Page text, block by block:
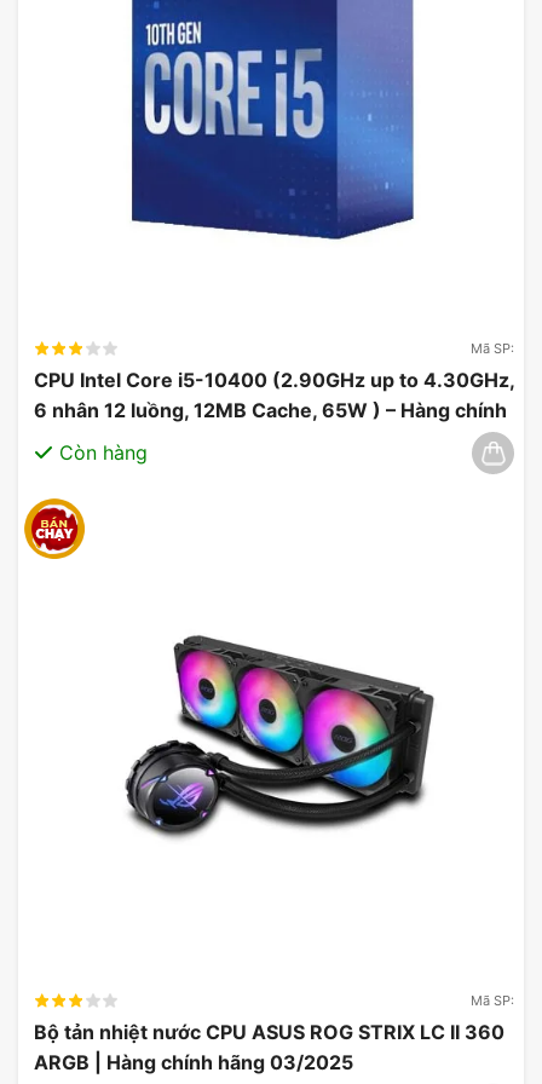
Hệ số nhân hiệu suất, được hỗ
trợ bởi AI
DLSS là một bước đột phá mang tính cách mạng
trong đồ họa hỗ trợ AI giúp tăng hiệu suất một
cách đáng kể. Được hỗ trợ bởi Lõi Tensor thế hệ
thứ tư và Bộ tăng tốc luồng quang học trên GPU
DLSS là một bước đột phá mang tính cách mạng
trong đồ họa AI giúp nâng cao hiệu suất. Được hỗ
trợ bởi Lõi Tensor thế hệ thứ tư và Bộ tăng tốc
luồng quang học trên GPU dòng GeForce RTX 40,
DLSS 3 sử dụng AI để tạo thêm khung hình và cải
chúng có kích thước nhỏ gọn được thiết kế có chủ
đích để hỗ trợ xây dựng PC SFF hiệu suất cao
Mã SP:
CPU Intel Core i5-10400 (2.90GHz up to 4.30GHz,
6 nhân 12 luồng, 12MB Cache, 65W ) – Hàng chính
hãng 03/2025
Còn hàng
Mã SP:
Bộ tản nhiệt nước CPU ASUS ROG STRIX LC II 360
ARGB | Hàng chính hãng 03/2025